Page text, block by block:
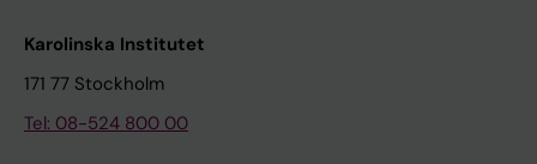
Karolinska Institutet
171 77 Stockholm
Tel: 08-524 800 00